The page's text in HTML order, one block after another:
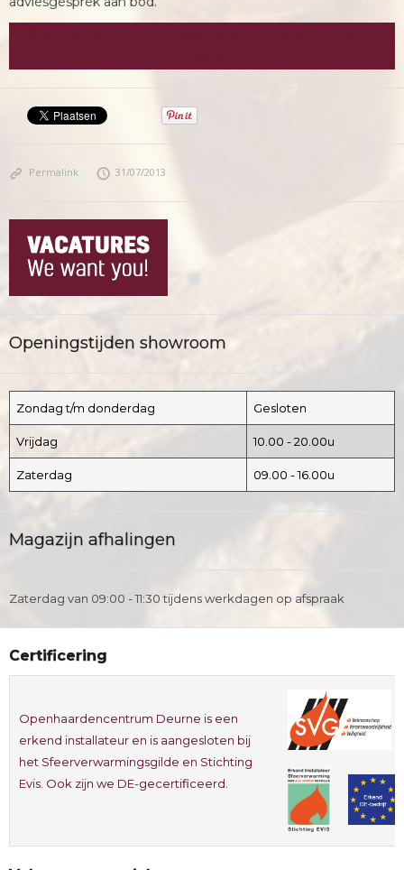
Permalink 31/07/2013
Openingstijden showroom
Zondag t/m donderdag Gesloten
Vrijdag 10.00 - 20.00u
Zaterdag 09.00 - 16.00u
Magazijn afhalingen
Zaterdag van 09:00 - 11:30 tijdens werkdagen op afspraak
Certificering
Openhaardencentrum Deurne is een
erkend installateur en is aangesloten bij
het Sfeerverwarmingsgilde en Stichting
Evis. Ook zijn we DE-gecertificeerd.